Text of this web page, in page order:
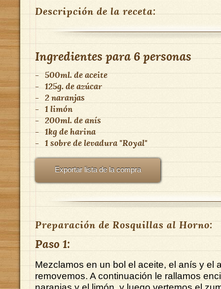
Descripción de la receta:
Ingredientes para6 personas
- 500ml. de aceite
- 125g. de azúcar
- 2 naranjas
- 1 limón
- 200ml. de anís
- 1kg de harina
- 1 sobre de levadura "Royal"
Exportar lista de la compra
Preparación de Rosquillas al Horno:
Paso 1:
Mezclamos en un bol el aceite, el anís y el
removemos. A continuación le rallamos